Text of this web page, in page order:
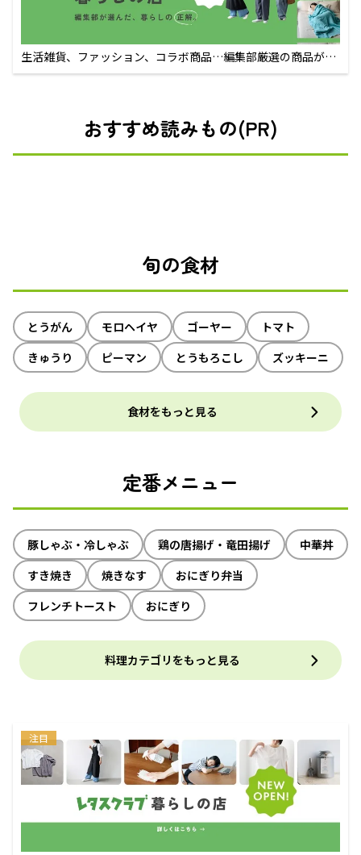
生活雑貨、ファッション、コラボ商品…編集部厳選の商品が買
えるECサイト
おすすめ読みもの(PR)
旬の食材
とうがん モロヘイヤ ゴーヤー
トマト
きゅうり
ピーマン とうもろこし ズッキーニ
食材をもっと見る
定番メニュー
豚しゃぶ・冷しゃぶ 鶏の唐揚げ・竜田揚げ
中華丼
すき焼き
焼きなす
おにぎり弁当
フレンチトースト
おにぎり
料理カテゴリをもっと見る
注目